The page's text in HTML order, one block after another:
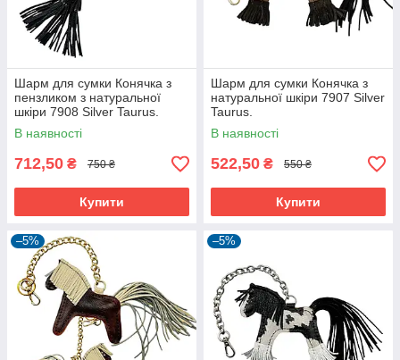
Шарм для сумки Конячка з
пензликом з натуральної
шкіри 7908 Silver Taurus.
В наявності
712,50 ₴ 750 ₴
Купити
Шарм для сумки Конячка з
натуральної шкіри 7907 Silver
Taurus.
В наявності
522,50 ₴ 550 ₴
Купити
–5% –5%